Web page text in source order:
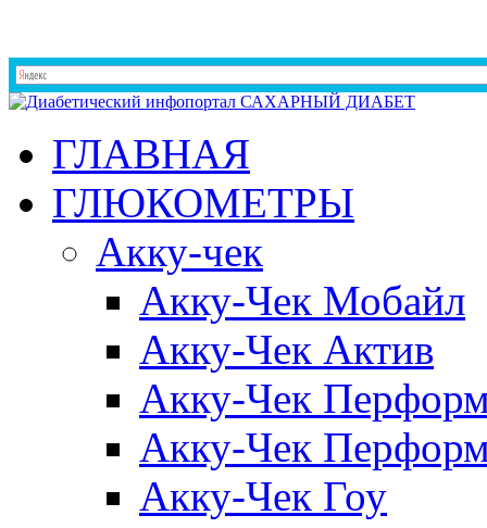
ГЛАВНАЯ
ГЛЮКОМЕТРЫ
Акку-чек
Акку-Чек Мобайл
Акку-Чек Актив
Акку-Чек
Акку-Чек
Акку-Чек Гоу